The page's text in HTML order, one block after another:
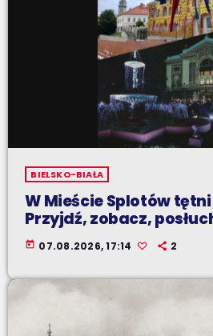
BIELSKO-BIAŁA
W Mieście Splotów
Przyjdź, zobacz,
today 07.08.2026, 17:14 2